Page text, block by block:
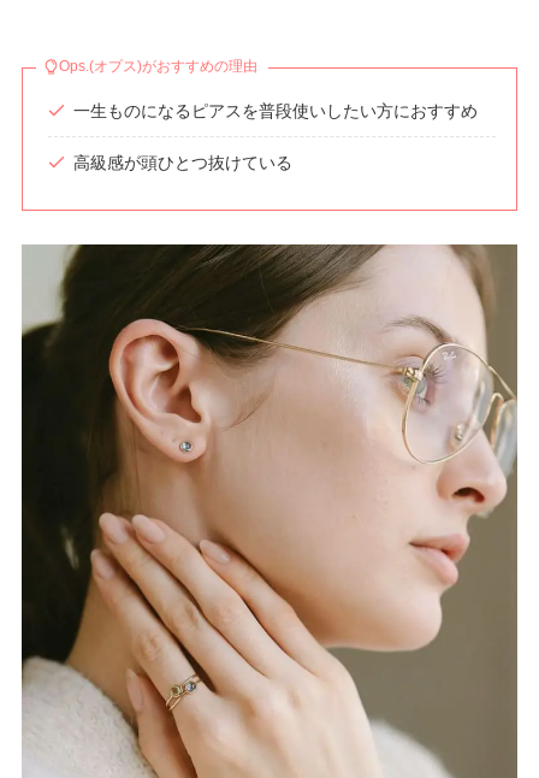
Ops.(オプス)がおすすめの理由
一生ものになるピアスを普段使いしたい方におすすめ
高級感が頭ひとつ抜けている